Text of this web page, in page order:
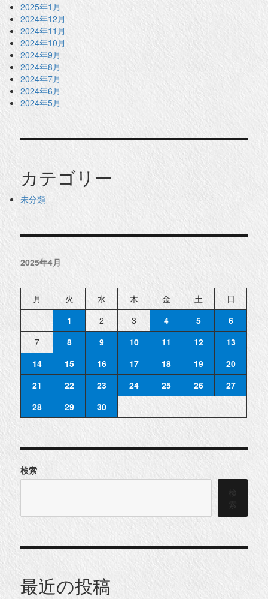
2025年1月
2024年12月
2024年11月
2024年10月
2024年9月
2024年8月
2024年7月
2024年6月
2024年5月
カテゴリー
未分類
2025年4月
月 火 水 木 金 土
日
1
2 3 4 5
6
7
8 9 10 11 12
13
14
15 16 17 18 19
20
21
22 23 24 25 26
27
28
29 30
検索
検
索
最近の投稿